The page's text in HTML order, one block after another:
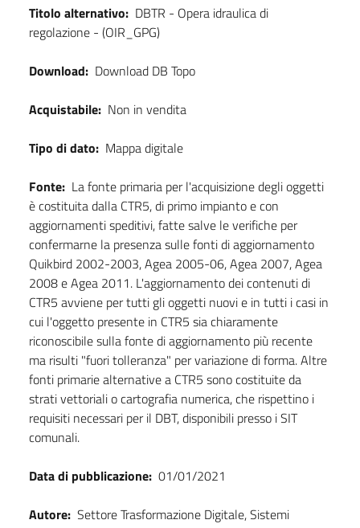
Titolo alternativo: DBTR - Opera idraulica di
regolazione - (OIR_GPG)
Download: Download DB Topo
Acquistabile: Non in vendita
Tipo di dato: Mappa digitale
Fonte: La fonte primaria per l'acquisizione degli oggetti
è costituita dalla CTR5, di primo impianto e con
aggiornamenti speditivi, fatte salve le verifiche per
confermarne la presenza sulle fonti di aggiornamento
Quikbird 2002-2003, Agea 2005-06, Agea 2007, Agea
2008 e Agea 2011. L'aggiornamento dei contenuti di
CTR5 avviene per tutti gli oggetti nuovi e in tutti i casi in
cui l'oggetto presente in CTR5 sia chiaramente
riconoscibile sulla fonte di aggiornamento più recente
ma risulti "fuori tolleranza" per variazione di forma. Altre
fonti primarie alternative a CTR5 sono costituite da
strati vettoriali o cartografia numerica, che rispettino i
requisiti necessari per il DBT, disponibili presso i SIT
comunali.
Data di pubblicazione: 01/01/2021
Autore: Settore Trasformazione Digitale, Sistemi